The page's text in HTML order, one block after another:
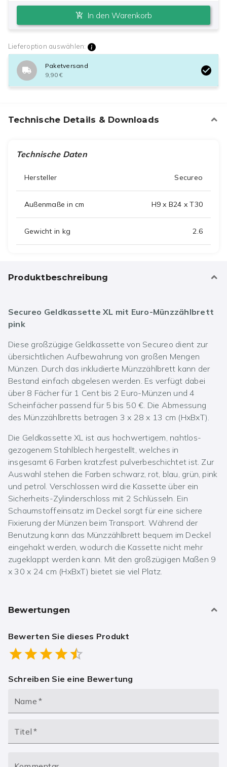
In den Warenkorb
Lieferoption auswählen:
Paketversand
9,90 €
Technische Details & Downloads
Technische Daten
Hersteller Secureo
Außenmaße in cm H9 x B24 x T30
Gewicht in kg 2.6
Produktbeschreibung
Secureo Geldkassette XL mit Euro-Münzzählbrett
pink
Diese großzügige Geldkassette von Secureo dient zur
übersichtlichen Aufbewahrung von großen Mengen
Münzen. Durch das inkludierte Münzzählbrett kann der
Bestand einfach abgelesen werden. Es verfügt dabei
über 8 Fächer für 1 Cent bis 2 Euro-Münzen und 4
Scheinfächer passend für 5 bis 50 €. Die Abmessung
des Münzzählbretts betragen 3 x 28 x 13 cm (HxBxT).
Die Geldkassette XL ist aus hochwertigem, nahtlos-
gezogenem Stahlblech hergestellt, welches in
insgesamt 6 Farben kratzfest pulverbeschichtet ist. Zur
Auswahl stehen die Farben schwarz, rot, blau, grün, pink
und petrol. Verschlossen wird die Kassette über ein
Sicherheits-Zylinderschloss mit 2 Schlüsseln. Ein
Schaumstoffeinsatz im Deckel sorgt für eine sichere
Fixierung der Münzen beim Transport. Während der
Benutzung kann das Münzzählbrett bequem im Deckel
eingehakt werden, wodurch die Kassette nicht mehr
zugeklappt werden kann. Mit den großzügigen Maßen 9
x 30 x 24 cm (HxBxT) bietet sie viel Platz.
Bewertungen
Bewerten Sie dieses Produkt
0.5 Stars
1 Star1.5 Stars
2 Stars
2.5 Stars
3 Stars
3.5 Stars
4 Stars4.5 Stars
5 Stars
Schreiben Sie eine Bewertung
Name *
Titel *